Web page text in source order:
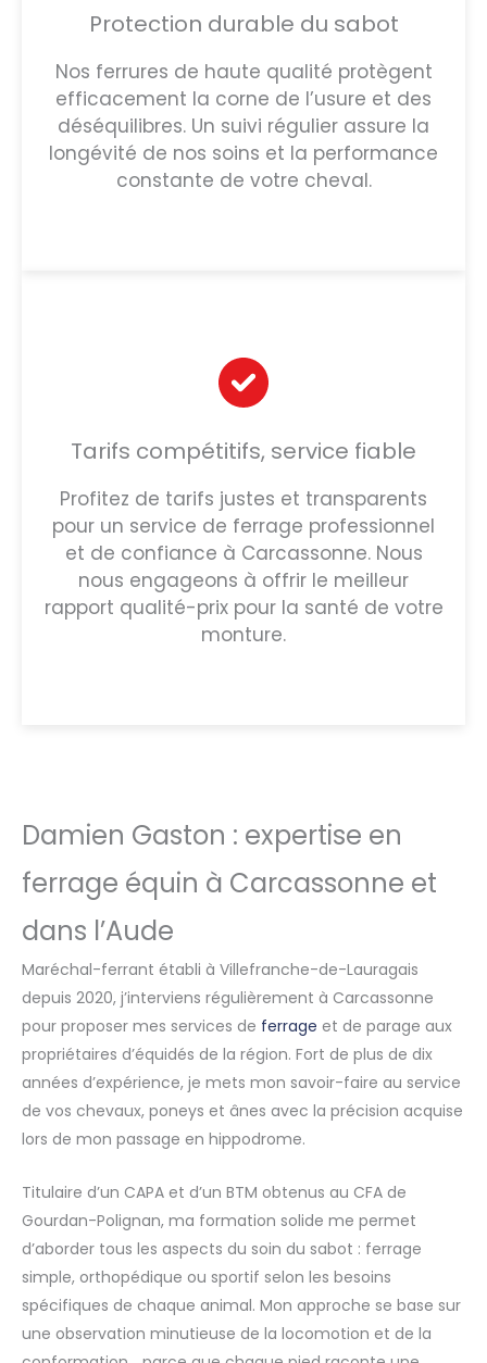
Protection durable du sabot
Nos ferrures de haute qualité protègent
efficacement la corne de l’usure et des
déséquilibres. Un suivi régulier assure la
longévité de nos soins et la performance
constante de votre cheval.
Tarifs compétitifs, service fiable
Profitez de tarifs justes et transparents
pour un service de ferrage professionnel
et de confiance à Carcassonne. Nous
nous engageons à offrir le meilleur
rapport qualité-prix pour la santé de votre
monture.
Damien Gaston : expertise en
ferrage équin à Carcassonne et
dans l’Aude
Maréchal-ferrant établi à Villefranche-de-Lauragais
depuis 2020, j’interviens régulièrement à Carcassonne
pour proposer mes services de ferrage et de parage aux
propriétaires d’équidés de la région. Fort de plus de dix
années d’expérience, je mets mon savoir-faire au service
de vos chevaux, poneys et ânes avec la précision acquise
lors de mon passage en hippodrome.
Titulaire d’un CAPA et d’un BTM obtenus au CFA de
Gourdan-Polignan, ma formation solide me permet
d’aborder tous les aspects du soin du sabot : ferrage
simple, orthopédique ou sportif selon les besoins
spécifiques de chaque animal. Mon approche se base sur
une observation minutieuse de la locomotion et de la